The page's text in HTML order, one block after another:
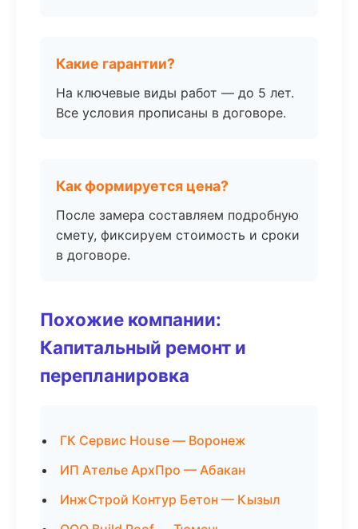
Какие гарантии?
На ключевые виды работ — до 5 лет.
Все условия прописаны в договоре.
Как формируется цена?
После замера составляем подробную
смету, фиксируем стоимость и сроки
в договоре.
Похожие компании:
Капитальный ремонт и
перепланировка
ГК Сервис House — Воронеж
ИП Ателье АрхПро — Абакан
ИнжСтрой Контур Бетон — Кызыл